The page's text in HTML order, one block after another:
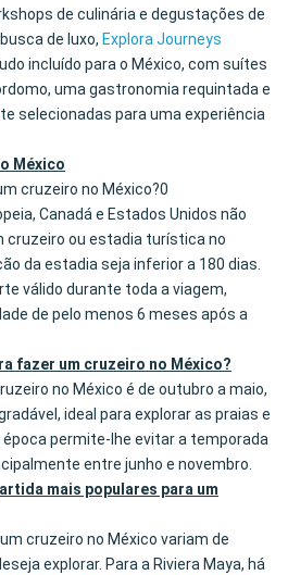
de culinária e degustações de
de luxo, Explora Journeys
incluído para o México, com suítes
uma gastronomia requintada e
selecionadas para uma experiência
México
cruzeiro no México?0
Canadá e Estados Unidos não
cruzeiro ou estadia turística no
da estadia seja inferior a 180 dias.
válido durante toda a viagem,
de pelo menos 6 meses após a
fazer um cruzeiro no México?
no México é de outubro a maio,
ideal para explorar as praias e
permite-lhe evitar a temporada
entre junho e novembro.
mais populares para um
cruzeiro no México variam de
explorar. Para a Riviera Maya, há